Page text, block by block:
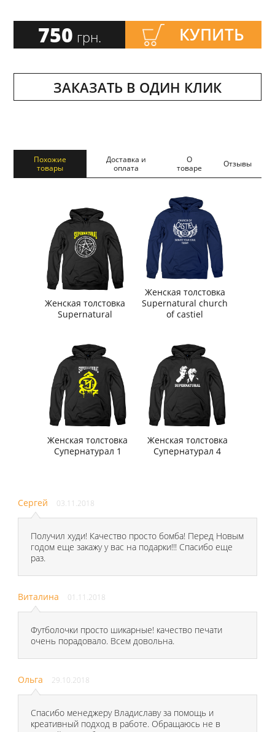
750 грн. КУПИТЬ
ЗАКАЗАТЬ В ОДИН КЛИК
Похожие
товары
Доставка и
оплата
О
товаре
Отзывы
Женская толстовка
Supernatural
Женская толстовка
Supernatural church
of castiel
Женская толстовка
Супернатурал 1
Женская толстовка
Супернатурал 4
Сергей 03.11.2018
Получил худи! Качество просто бомба! Перед Новым
годом еще закажу у вас на подарки!!! Спасибо еще
раз.
Виталина 01.11.2018
Футболочки просто шикарные! качество печати
очень порадовало. Всем довольна.
Ольга 29.10.2018
Спасибо менеджеру Владиславу за помощь и
креативный подход в работе. Обращаюсь не в